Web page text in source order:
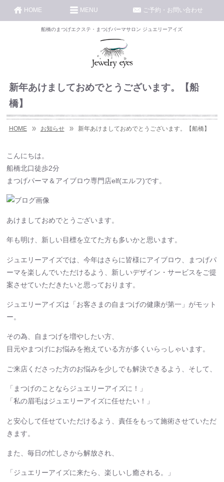
船橋のまつげエクステ・まつげパーマサロン ジュエリーアイズ
HOME ご予約・お問い合わせ
MENU
新年あけましておめでとうございます。【船
橋】
HOME お知らせ 新年あけましておめでとうございます。【船橋】
こんにちは。
船橋北口徒歩2分
まつげパーマ＆アイブロウ専門店elf(エルフ)です。
あけましておめでとうございます。
年も明け、新しい目標を立てた方も多いかと思います。
ジュエリーアイズでは、今年はさらに皆様にアイブロウ、まつげパ
ーマを楽しんでいただけるよう、新しいデザイン・サービスをご提
案させていただきたいと思っております。
ジュエリーアイズは「お客さまの自まつげの健康が第一」がモット
ー。
その為、自まつげを増やしたい方、
目元やまつげにお悩みを抱えている方が多くいらっしゃいます。
ご来店くださった方のお悩みを少しでも解決できるよう、そして、
「まつげのことならジュエリーアイズに！」
「私の眉毛はジュエリーアイズに任せたい！」
と安心して任せていただけるよう、責任をもって施術させていただ
きます。
また、毎日の忙しさから解放され、
「ジュエリーアイズに来たら、楽しいし癒される。」